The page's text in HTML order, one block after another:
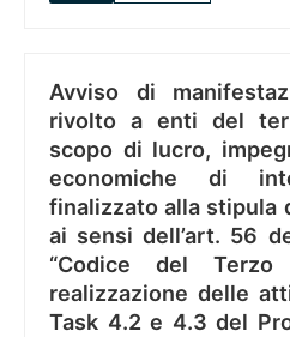
Avviso di
rivolto a enti del
scopo di lucro,
economiche di
finalizzato alla stipula
ai sensi dell’art. 56
“Codice del
realizzazione delle
Task 4.2 e 4.3 del